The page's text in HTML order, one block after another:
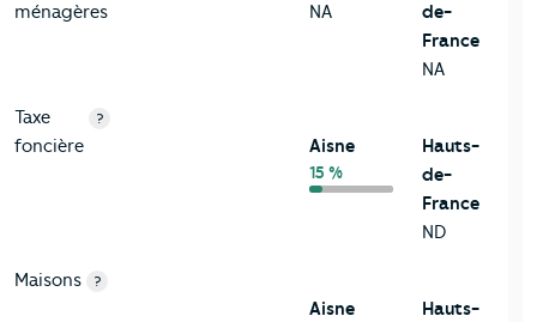
ménagères
NA
de-
France
NA
Taxe
foncière
?
Aisne
15 %
Hauts-
de-
France
ND
Maisons ?
Aisne
Hauts-